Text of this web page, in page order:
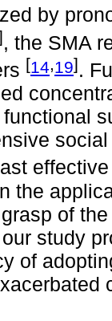
by
, the SMA
[14,19].
the
of
study
of